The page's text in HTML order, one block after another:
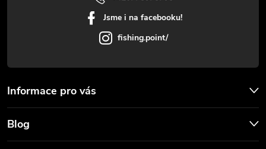
v
ý
p
i
Jsme i na facebooku!
fishing.point/
Informace pro vás
Blog